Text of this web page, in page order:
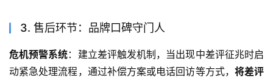
3. 售后环节：品牌口碑守门人
危机预警系统：建立差评触发机制，当出现中差评征兆时启
动紧急处理流程，通过补偿方案或电话回访等方式， 将差评